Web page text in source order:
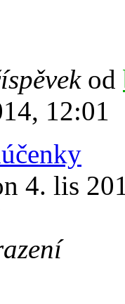
od
12:01
4. lis